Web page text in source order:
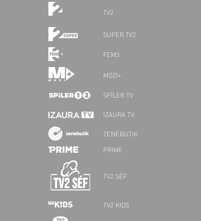
TV2
SUPER TV2
FEM3
MOZI+
SPÍLER TV
IZAURA TV
ZENEBUTIK
PRIME
TV2 SÉF
TV2 KIDS